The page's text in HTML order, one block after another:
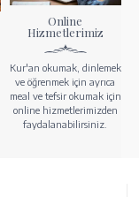
Online
Hizmetlerimiz
Kur'an okumak, dinlemek
ve öğrenmek için ayrıca
meal ve tefsir okumak için
online hizmetlerimizden
faydalanabilirsiniz.